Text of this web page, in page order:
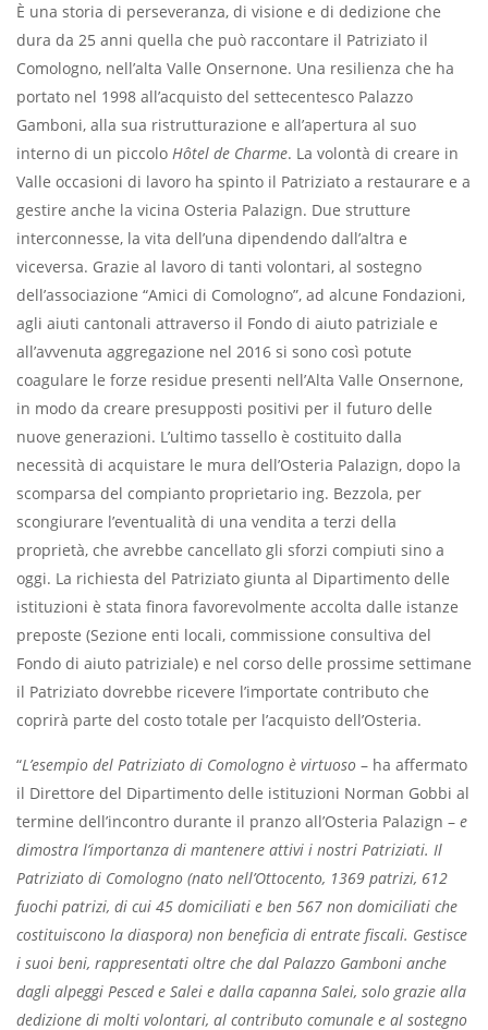
È una storia di perseveranza, di visione e di dedizione che
dura da 25 anni quella che può raccontare il Patriziato il
Comologno, nell’alta Valle Onsernone. Una resilienza che ha
portato nel 1998 all’acquisto del settecentesco Palazzo
Gamboni, alla sua ristrutturazione e all’apertura al suo
interno di un piccolo Hôtel de Charme. La volontà di creare in
Valle occasioni di lavoro ha spinto il Patriziato a restaurare e a
gestire anche la vicina Osteria Palazign. Due strutture
interconnesse, la vita dell’una dipendendo dall’altra e
viceversa. Grazie al lavoro di tanti volontari, al sostegno
dell’associazione “Amici di Comologno”, ad alcune Fondazioni,
agli aiuti cantonali attraverso il Fondo di aiuto patriziale e
all’avvenuta aggregazione nel 2016 si sono così potute
coagulare le forze residue presenti nell’Alta Valle Onsernone,
in modo da creare presupposti positivi per il futuro delle
nuove generazioni. L’ultimo tassello è costituito dalla
necessità di acquistare le mura dell’Osteria Palazign, dopo la
scomparsa del compianto proprietario ing. Bezzola, per
scongiurare l’eventualità di una vendita a terzi della
proprietà, che avrebbe cancellato gli sforzi compiuti sino a
oggi. La richiesta del Patriziato giunta al Dipartimento delle
istituzioni è stata finora favorevolmente accolta dalle istanze
preposte (Sezione enti locali, commissione consultiva del
Fondo di aiuto patriziale) e nel corso delle prossime settimane
il Patriziato dovrebbe ricevere l’importate contributo che
coprirà parte del costo totale per l’acquisto dell’Osteria.
“L’esempio del Patriziato di Comologno è virtuoso – ha affermato
il Direttore del Dipartimento delle istituzioni Norman Gobbi al
termine dell’incontro durante il pranzo all’Osteria Palazign – e
dimostra l’importanza di mantenere attivi i nostri Patriziati. Il
Patriziato di Comologno (nato nell’Ottocento, 1369 patrizi, 612
fuochi patrizi, di cui 45 domiciliati e ben 567 non domiciliati che
costituiscono la diaspora) non beneficia di entrate fiscali. Gestisce
i suoi beni, rappresentati oltre che dal Palazzo Gamboni anche
dagli alpeggi Pesced e Salei e dalla capanna Salei, solo grazie alla
dedizione di molti volontari, al contributo comunale e al sostegno